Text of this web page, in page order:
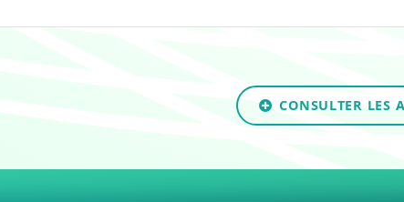
CONSULTER LES